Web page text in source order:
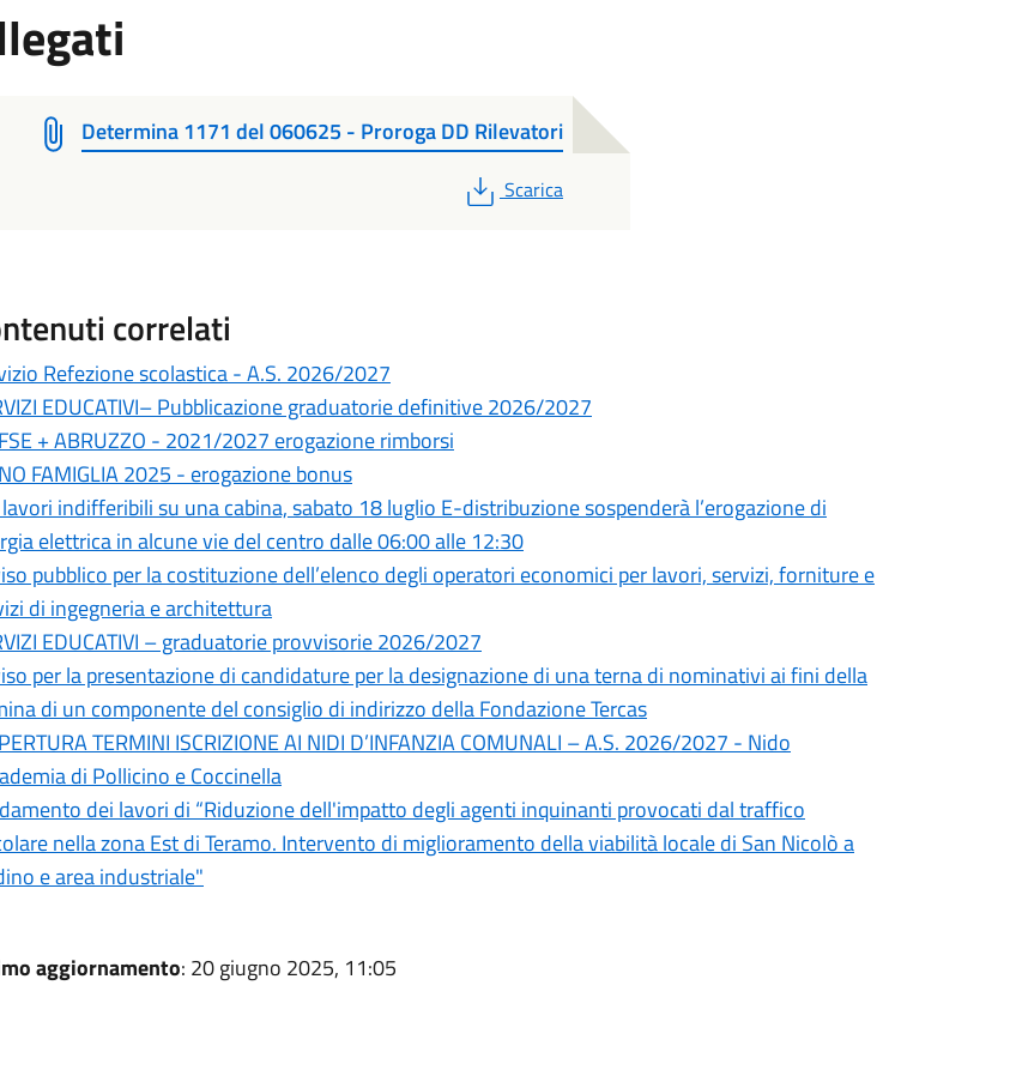
Determina 1171 del 060625 - Proroga DD Rilevatori
PDF
Scarica
correlati
Refezione scolastica - A.S. 2026/2027
EDUCATIVI– Pubblicazione graduatorie definitive 2026/2027
+ ABRUZZO - 2021/2027 erogazione rimborsi
FAMIGLIA 2025 - erogazione bonus
indifferibili su una cabina, sabato 18 luglio E-distribuzione sospenderà l’erogazione di
elettrica in alcune vie del centro dalle 06:00 alle 12:30
pubblico per la costituzione dell’elenco degli operatori economici per lavori, servizi, forniture e
di ingegneria e architettura
EDUCATIVI – graduatorie provvisorie 2026/2027
per la presentazione di candidature per la designazione di una terna di nominativi ai fini della
di un componente del consiglio di indirizzo della Fondazione Tercas
TERMINI ISCRIZIONE AI NIDI D’INFANZIA COMUNALI – A.S. 2026/2027 - Nido
di Pollicino e Coccinella
dei lavori di “Riduzione dell'impatto degli agenti inquinanti provocati dal traffico
nella zona Est di Teramo. Intervento di miglioramento della viabilità locale di San Nicolò a
e area industriale"
aggiornamento: 20 giugno 2025, 11:05